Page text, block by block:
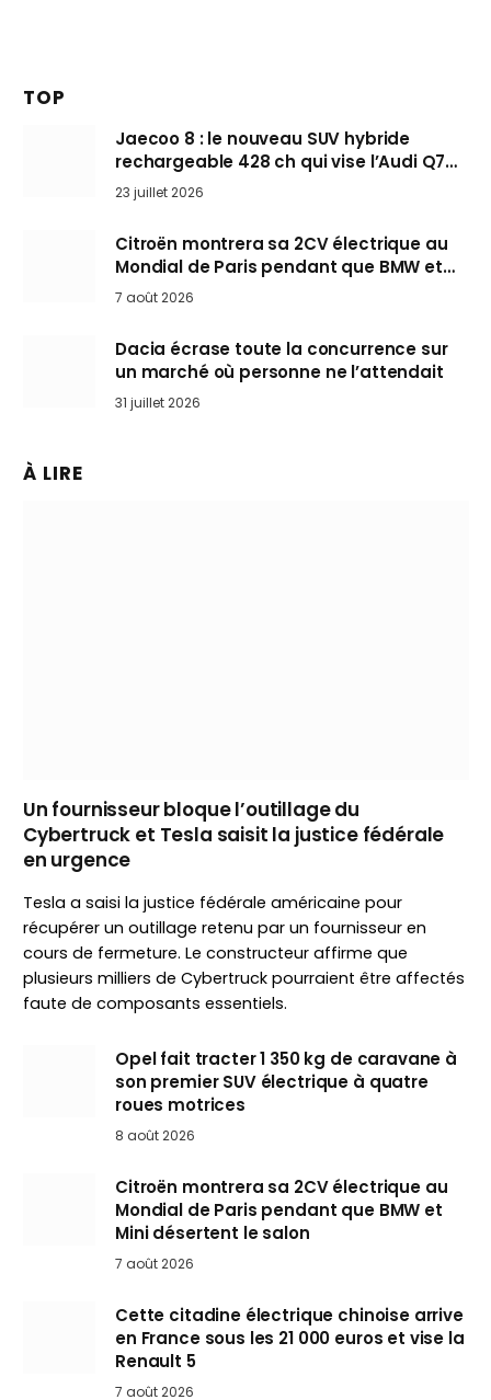
TOP
Jaecoo 8 : le nouveau SUV hybride
rechargeable 428 ch qui vise l’Audi Q7
arrive en Europe cet automne
23 juillet 2026
Citroën montrera sa 2CV électrique au
Mondial de Paris pendant que BMW et
Mini désertent le salon
7 août 2026
Dacia écrase toute la concurrence sur
un marché où personne ne l’attendait
31 juillet 2026
À LIRE
Un fournisseur bloque l’outillage du
Cybertruck et Tesla saisit la justice fédérale
en urgence
Tesla a saisi la justice fédérale américaine pour
récupérer un outillage retenu par un fournisseur en
cours de fermeture. Le constructeur affirme que
plusieurs milliers de Cybertruck pourraient être affectés
faute de composants essentiels.
Opel fait tracter 1 350 kg de caravane à
son premier SUV électrique à quatre
roues motrices
8 août 2026
Citroën montrera sa 2CV électrique au
Mondial de Paris pendant que BMW et
Mini désertent le salon
7 août 2026
Cette citadine électrique chinoise arrive
en France sous les 21 000 euros et vise la
Renault 5
7 août 2026